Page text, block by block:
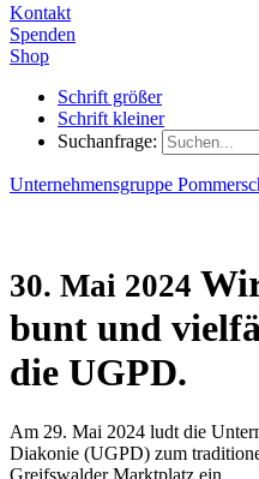
Kontakt
Spenden
Shop
Schrift größer
Schrift kleiner
Suchanfrage:
Unternehmensgruppe
30. Mai 2024
bunt und
die UGPD.
Am 29. Mai 2024 ludt die
Diakonie (UGPD) zum
Greifswalder Marktplatz ein.